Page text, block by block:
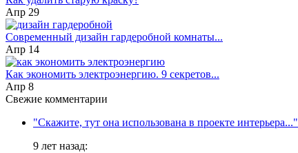
Апр 29
Современный дизайн гардеробной комнаты...
Апр 14
Как экономить электроэнергию. 9 секретов...
Апр 8
Свежие комментарии
"Скажите, тут она использована в проекте интерьера..."
9 лет назад: